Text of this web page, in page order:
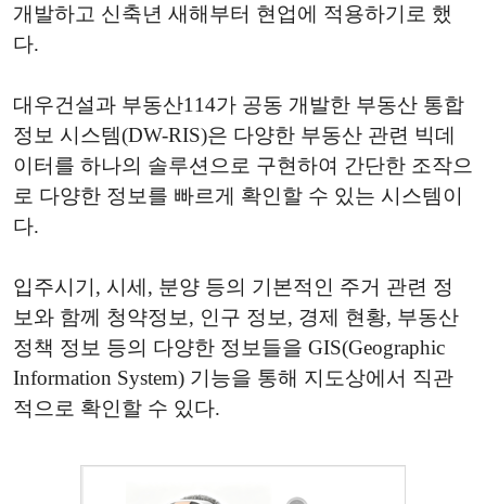
개발하고 신축년 새해부터 현업에 적용하기로 했
다.
대우건설과 부동산114가 공동 개발한 부동산 통합
정보 시스템(DW-RIS)은 다양한 부동산 관련 빅데
이터를 하나의 솔루션으로 구현하여 간단한 조작으
로 다양한 정보를 빠르게 확인할 수 있는 시스템이
다.
입주시기, 시세, 분양 등의 기본적인 주거 관련 정
보와 함께 청약정보, 인구 정보, 경제 현황, 부동산
정책 정보 등의 다양한 정보들을 GIS(Geographic
Information System) 기능을 통해 지도상에서 직관
적으로 확인할 수 있다.